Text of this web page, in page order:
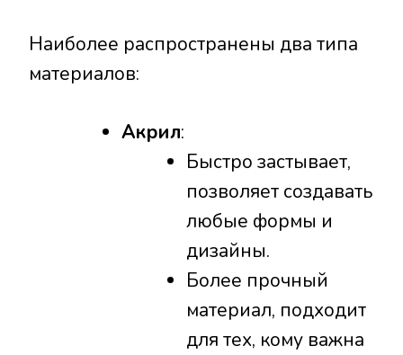
Наиболее распространены два типа
материалов:
Акрил:
Быстро застывает,
позволяет создавать
любые формы и
дизайны.
Более прочный
материал, подходит
для тех, кому важна